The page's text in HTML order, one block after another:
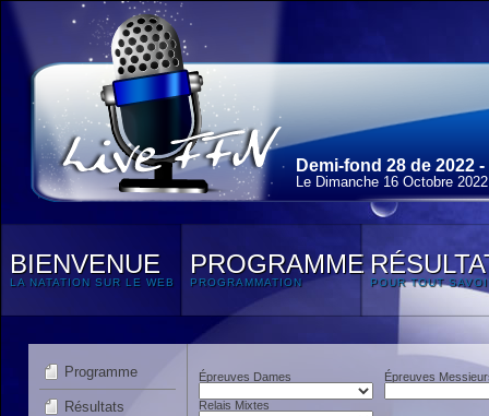
Demi-fond 28 de 2022 -
Le Dimanche 16 Octobre 2022
BIENVENUE
LA NATATION SUR LE WEB
PROGRAMME
PROGRAMMATION POUR TOUT
Programme
Résultats
Épreuves Dames Épreuves
Relais Mixtes